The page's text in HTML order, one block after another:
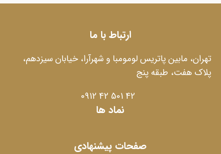
ارتباط با ما
تهران، مابین پاتریس لومومبا و شهرآرا، خیابان سیزدهم،
پلاک هفت، طبقه پنج
42 501 42 0912
نماد ها
صفحات پیشنهادی